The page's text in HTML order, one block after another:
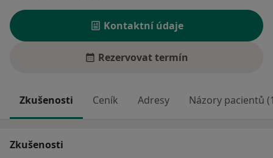
Kontaktní údaje
Rezervovat termín
Zkušenosti Ceník Adresy Názory pacientů
Zkušenosti